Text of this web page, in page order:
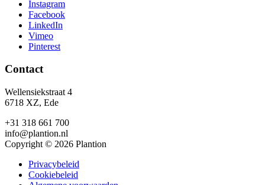
Instagram
Facebook
LinkedIn
Vimeo
Pinterest
Contact
Wellensiekstraat 4
6718 XZ, Ede
+31 318 661 700
info@plantion.nl
Copyright © 2026 Plantion
Privacybeleid
Cookiebeleid